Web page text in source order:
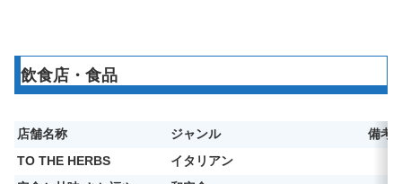
飲食店・食品
店舗名称 ジャンル 備考
TO THE HERBS
イタリアン